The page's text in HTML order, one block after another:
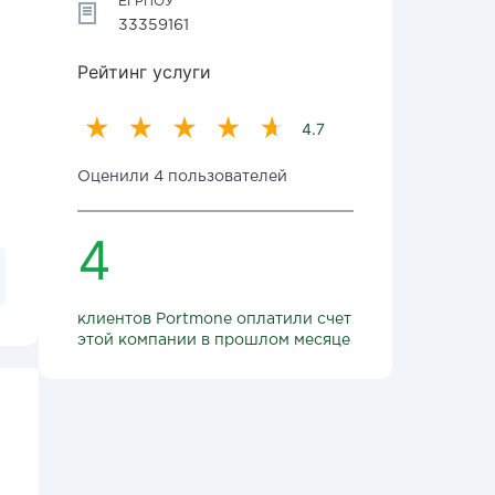
33359161
Рейтинг услуги
4.7
Оценили 4 пользователей
4
клиентов Portmone оплатили счет
этой компании в прошлом месяце